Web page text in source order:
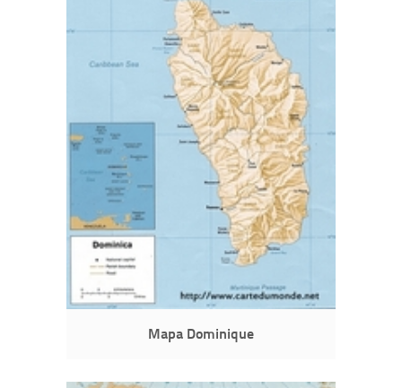
Mapa Dominique